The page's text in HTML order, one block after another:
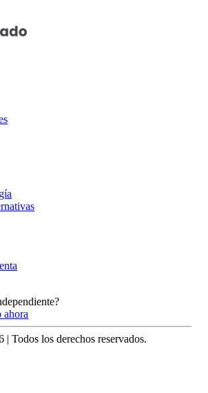
ahora
| Todos los derechos reservados.